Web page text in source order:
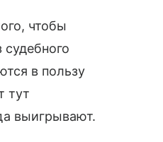
чтобы
в пользу
тут
выигрывают.